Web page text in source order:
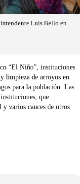
intendente Luis Bello en
“El Niño”, instituciones
limpieza de arroyos en
para la población. Las
que
varios cauces de otros